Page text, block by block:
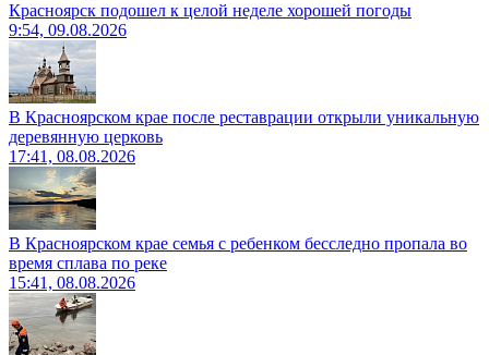
Красноярск подошел к целой неделе хорошей погоды
9:54, 09.08.2026
В Красноярском крае после реставрации открыли уникальную
деревянную церковь
17:41, 08.08.2026
В Красноярском крае семья с ребенком бесследно пропала во
время сплава по реке
15:41, 08.08.2026